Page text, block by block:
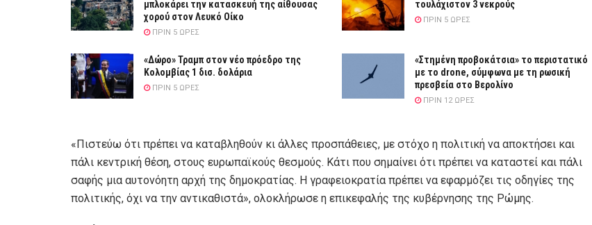
μπλοκάρει την κατασκευή της αίθουσας
χορού στον Λευκό Οίκο
ΠΡΙΝ 5 ΏΡΕΣ
τουλάχιστον 3 νεκρούς
ΠΡΙΝ 5 ΏΡΕΣ
«Δώρο» Τραμπ στον νέο πρόεδρο της
Κολομβίας 1 δισ. δολάρια
ΠΡΙΝ 5 ΏΡΕΣ
«Στημένη προβοκάτσια» το περιστατικό
με το drone, σύμφωνα με τη ρωσική
πρεσβεία στο Βερολίνο
ΠΡΙΝ 12 ΏΡΕΣ
«Πιστεύω ότι πρέπει να καταβληθούν κι άλλες προσπάθειες, με στόχο η πολιτική να αποκτήσει και
πάλι κεντρική θέση, στους ευρωπαϊκούς θεσμούς. Κάτι που σημαίνει ότι πρέπει να καταστεί και πάλι
σαφής μια αυτονόητη αρχή της δημοκρατίας. Η γραφειοκρατία πρέπει να εφαρμόζει τις οδηγίες της
πολιτικής, όχι να την αντικαθιστά», ολοκλήρωσε η επικεφαλής της κυβέρνησης της Ρώμης.